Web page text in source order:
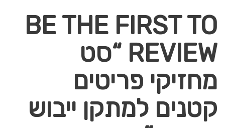
BE THE FIRST TO
REVIEW “סט
מחזיקי פריטים
קטנים למתקן ייבוש